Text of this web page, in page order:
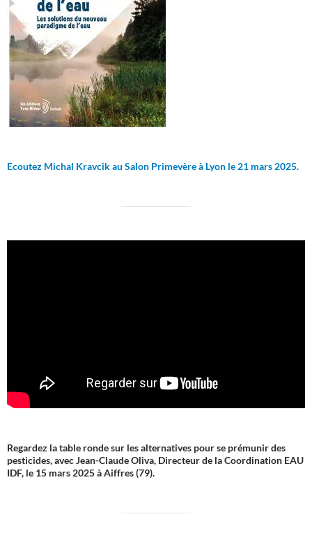
Ecoutez Michal Kravcik au Salon Primevère à Lyon le 21 mars 2025.
Regardez la table ronde sur les alternatives pour se prémunir des
pesticides, avec Jean-Claude Oliva, Directeur de la Coordination EAU
IDF, le 15 mars 2025 à Aiffres (79).